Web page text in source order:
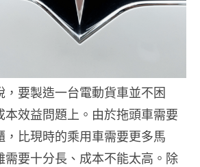
，要製造一台電動貨車並不困
本效益問題上。由於拖頭車需要
，比現時的乘用車需要更多馬
需要十分長、成本不能太高。除